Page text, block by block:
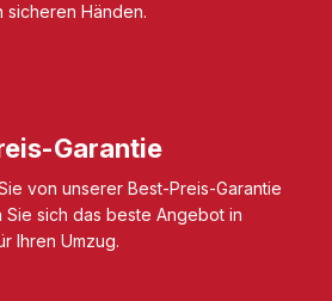
sicheren Händen.
Garantie
von unserer Best-Preis-Garantie
Sie sich das beste Angebot in
Ihren Umzug.